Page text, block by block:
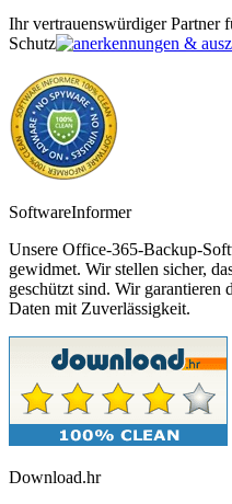
Ihr vertrauenswürdiger Partner
Schutz
SoftwareInformer
Unsere Office-365-Backup-
gewidmet. Wir stellen sicher,
geschützt sind. Wir
Daten mit Zuverlässigkeit.
Download.hr